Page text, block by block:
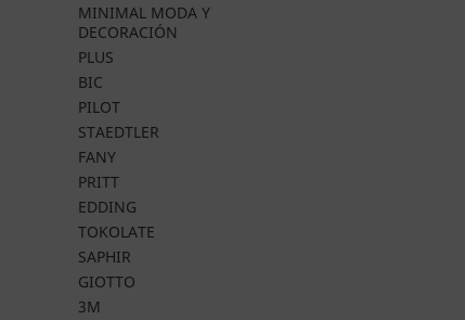
MINIMAL MODA Y
DECORACIÓN
PLUS
BIC
PILOT
STAEDTLER
FANY
PRITT
EDDING
TOKOLATE
SAPHIR
GIOTTO
3M